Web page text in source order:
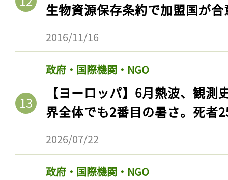
生物資源保存条約で加盟国が合
2016/11/16
政府・国際機関・NGO
【ヨーロッパ】6月熱波、観
界全体でも2番目の暑さ。死者
2026/07/22
政府・国際機関・NGO
ログイン